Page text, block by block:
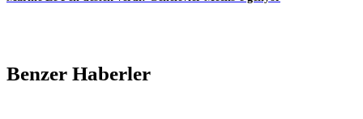
Benzer Haberler